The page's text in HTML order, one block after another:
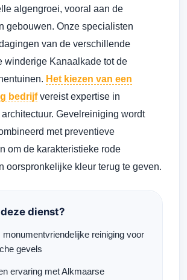
algengroei, vooral aan de
gebouwen. Onze specialisten
van de verschillende
winderige Kanaalkade tot de
Het kiezen van een
bedrijfvereist expertise in
Gevelreiniging wordt
met preventieve
om de karakteristieke rode
oorspronkelijke kleur terug te geven.
dienst?
monumentvriendelijke reiniging voor
gevels
ervaring met Alkmaarse